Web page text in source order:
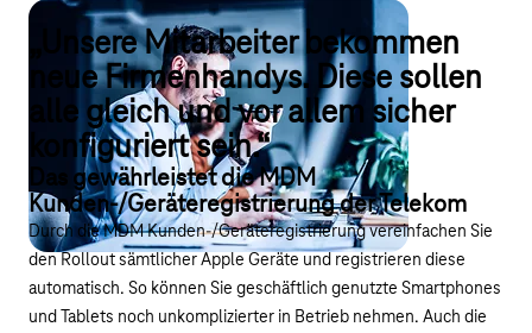
„Unsere Mitarbeiter bekommen
neue Firmenhandys. Diese sollen
alle gleich und vor allem sicher
konfiguriert sein.“
Das gewährleistet die MDM
Kunden-/Geräteregistrierung der Telekom
Durch die MDM Kunden-/Geräteregistrierung vereinfachen Sie
den Rollout sämtlicher Apple Geräte und registrieren diese
automatisch. So können Sie geschäftlich genutzte Smartphones
und Tablets noch unkomplizierter in Betrieb nehmen. Auch die